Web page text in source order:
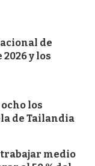
de
y los
los
de Tailandia
trabajar medio